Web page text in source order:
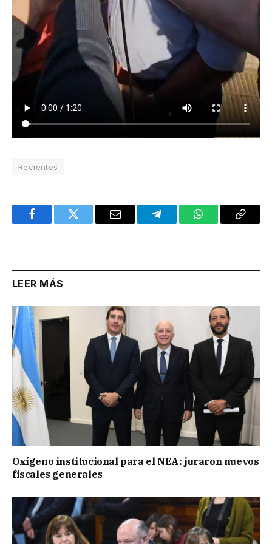
Recientes
FacebookTwitter Email TelegramWhatsAppCopy
LEER MÁS
Oxígeno institucional para el NEA: juraron nuevos
fiscales generales